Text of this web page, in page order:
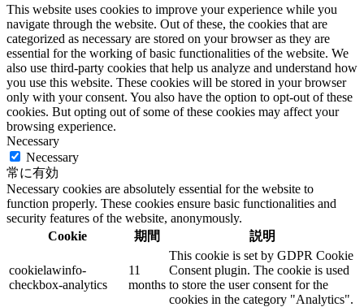
This website uses cookies to improve your experience while you
navigate through the website. Out of these, the cookies that are
categorized as necessary are stored on your browser as they are
essential for the working of basic functionalities of the website. We
also use third-party cookies that help us analyze and understand how
you use this website. These cookies will be stored in your browser
only with your consent. You also have the option to opt-out of these
cookies. But opting out of some of these cookies may affect your
browsing experience.
Necessary
Necessary
常に有効
Necessary cookies are absolutely essential for the website to
function properly. These cookies ensure basic functionalities and
security features of the website, anonymously.
Cookie
期間 説明
cookielawinfo-
checkbox-analytics
11
months
This cookie is set by GDPR Cookie
Consent plugin. The cookie is used
to store the user consent for the
cookies in the category "Analytics".